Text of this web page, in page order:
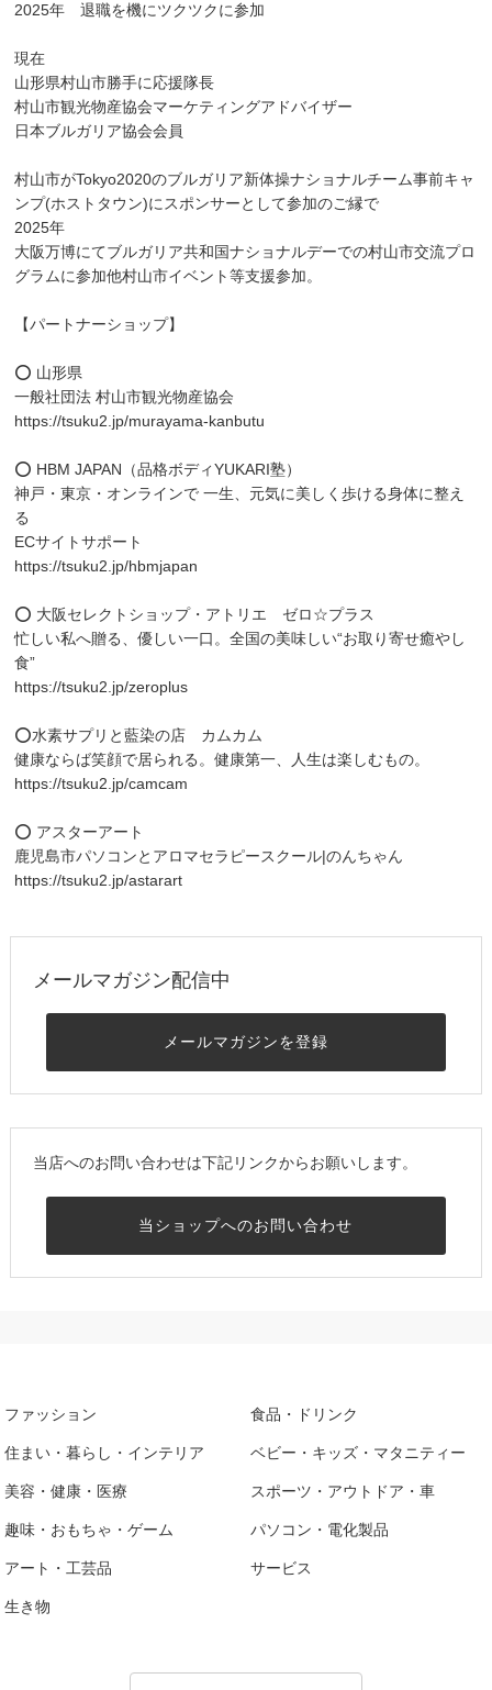
2025年 退職を機にツクツクに参加
現在
山形県村山市勝手に応援隊長
村山市観光物産協会マーケティングアドバイザー
日本ブルガリア協会会員
村山市がTokyo2020のブルガリア新体操ナショナルチーム事前キャ
ンプ(ホストタウン)にスポンサーとして参加のご縁で
2025年
大阪万博にてブルガリア共和国ナショナルデーでの村山市交流プロ
グラムに参加他村山市イベント等支援参加。
【パートナーショップ】
⭕️ 山形県
一般社団法 村山市観光物産協会
https://tsuku2.jp/murayama-kanbutu
⭕️ HBM JAPAN（品格ボディYUKARI塾）
神戸・東京・オンラインで 一生、元気に美しく歩ける身体に整え
る
ECサイトサポート
https://tsuku2.jp/hbmjapan
⭕️ 大阪セレクトショップ・アトリエ ゼロ☆プラス
忙しい私へ贈る、優しい一口。全国の美味しい“お取り寄せ癒やし
食”
https://tsuku2.jp/zeroplus
⭕️水素サプリと藍染の店 カムカム
健康ならば笑顔で居られる。健康第一、人生は楽しむもの。
https://tsuku2.jp/camcam
⭕️ アスターアート
鹿児島市パソコンとアロマセラピースクール|のんちゃん
https://tsuku2.jp/astarart
メールマガジン配信中
メールマガジンを登録
当店へのお問い合わせは下記リンクからお願いします。
当ショップへのお問い合わせ
ファッション 食品・ドリンク
住まい・暮らし・インテリア ベビー・キッズ・マタニティー
美容・健康・医療 スポーツ・アウトドア・車
趣味・おもちゃ・ゲーム パソコン・電化製品
アート・工芸品 サービス
生き物